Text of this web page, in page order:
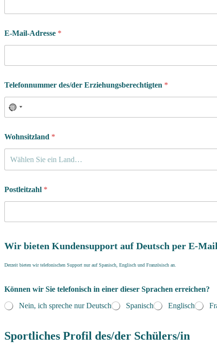
E-Mail-Adresse *
Telefonnummer des/der Erziehungsberechtigten *
Wohnsitzland *
Wählen Sie ein Land…
Postleitzahl *
Wir bieten Kundensupport auf Deutsch per E-
Derzeit bieten wir telefonischen Support nur auf Spanisch, Englisch und Französisch an.
Können wir Sie telefonisch in einer dieser Sprachen erreichen?
Nein, ich spreche nur Deutsch
Spanisch Englisch
Sportliches Profil des/der Schülers/in